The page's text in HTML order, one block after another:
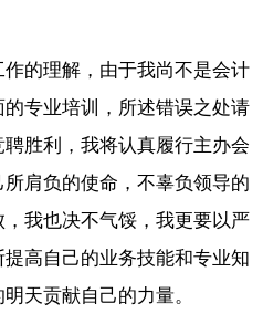
的理解，由于我尚不是会计
专业培训，所述错误之处请
胜利，我将认真履行主办会
肩负的使命，不辜负领导的
我也决不气馁，我更要以严
高自己的业务技能和专业知
天贡献自己的力量。